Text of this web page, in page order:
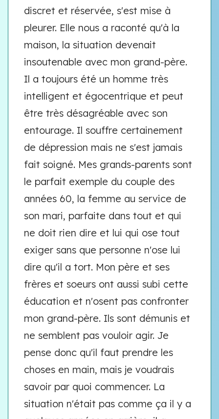
discret et réservée, s'est mise à
pleurer. Elle nous a raconté qu'à la
maison, la situation devenait
insoutenable avec mon grand-père.
Il a toujours été un homme très
intelligent et égocentrique et peut
être très désagréable avec son
entourage. Il souffre certainement
de dépression mais ne s'est jamais
fait soigné. Mes grands-parents sont
le parfait exemple du couple des
années 60, la femme au service de
son mari, parfaite dans tout et qui
ne doit rien dire et lui qui ose tout
exiger sans que personne n'ose lui
dire qu'il a tort. Mon père et ses
frères et soeurs ont aussi subi cette
éducation et n'osent pas confronter
mon grand-père. Ils sont démunis et
ne semblent pas vouloir agir. Je
pense donc qu'il faut prendre les
choses en main, mais je voudrais
savoir par quoi commencer. La
situation n'était pas comme ça il y a